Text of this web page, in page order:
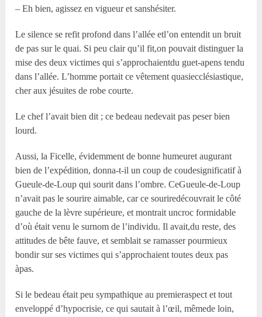
– Eh bien, agissez en vigueur et sanshésiter.
Le silence se refit profond dans l’allée etl’on entendit un bruit
de pas sur le quai. Si peu clair qu’il fit,on pouvait distinguer la
mise des deux victimes qui s’approchaientdu guet-apens tendu
dans l’allée. L’homme portait ce vêtement quasiecclésiastique,
cher aux jésuites de robe courte.
Le chef l’avait bien dit ; ce bedeau nedevait pas peser bien
lourd.
Aussi, la Ficelle, évidemment de bonne humeuret augurant
bien de l’expédition, donna-t-il un coup de coudesignificatif à
Gueule-de-Loup qui sourit dans l’ombre. CeGueule-de-Loup
n’avait pas le sourire aimable, car ce souriredécouvrait le côté
gauche de la lèvre supérieure, et montrait uncroc formidable
d’où était venu le surnom de l’individu. Il avait,du reste, des
attitudes de bête fauve, et semblait se ramasser pourmieux
bondir sur ses victimes qui s’approchaient toutes deux pas
àpas.
Si le bedeau était peu sympathique au premieraspect et tout
enveloppé d’hypocrisie, ce qui sautait à l’œil, mêmede loin,